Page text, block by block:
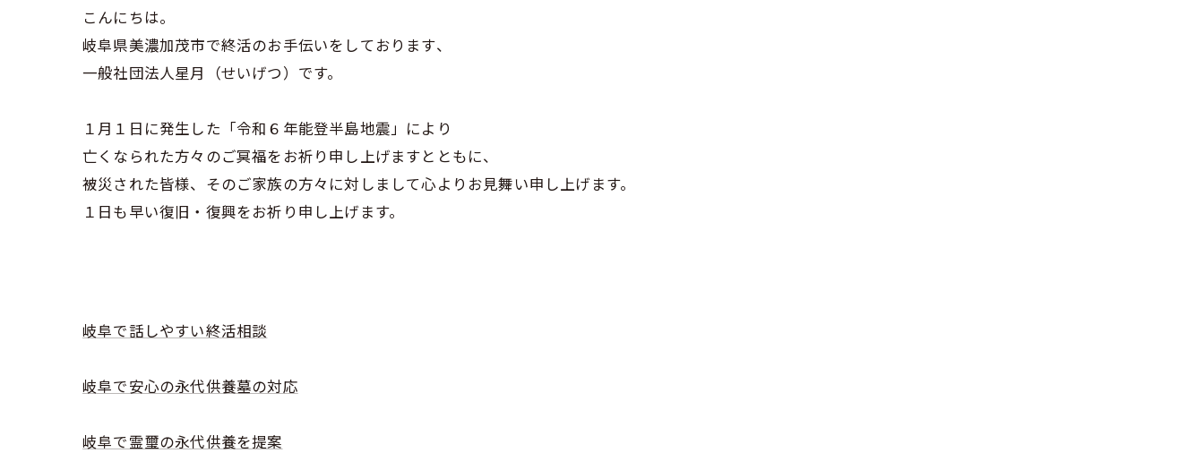
こんにちは。
岐阜県美濃加茂市で終活のお手伝いをしております、
一般社団法人星月（せいげつ）です。
１月１日に発生した「令和６年能登半島地震」により
亡くなられた方々のご冥福をお祈り申し上げますとともに、
被災された皆様、そのご家族の方々に対しまして心よりお見舞い申し上げます。
１日も早い復旧・復興をお祈り申し上げます。
岐阜で話しやすい終活相談
岐阜で安心の永代供養墓の対応
岐阜で霊璽の永代供養を提案